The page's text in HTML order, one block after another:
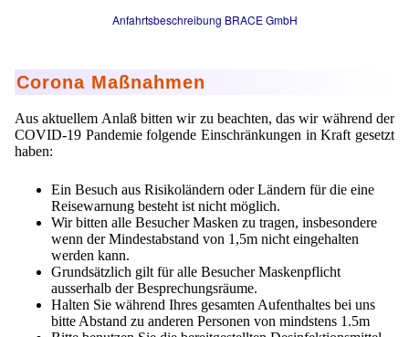
Anfahrtsbeschreibung BRACE GmbH
Corona Maßnahmen
Aus aktuellem Anlaß bitten wir zu beachten, das wir während der
COVID-19 Pandemie folgende Einschränkungen in Kraft gesetzt
haben:
Ein Besuch aus Risikoländern oder Ländern für die eine
Reisewarnung besteht ist nicht möglich.
Wir bitten alle Besucher Masken zu tragen, insbesondere
wenn der Mindestabstand von 1,5m nicht eingehalten
werden kann.
Grundsätzlich gilt für alle Besucher Maskenpflicht
ausserhalb der Besprechungsräume.
Halten Sie während Ihres gesamten Aufenthaltes bei uns
bitte Abstand zu anderen Personen von mindstens 1.5m